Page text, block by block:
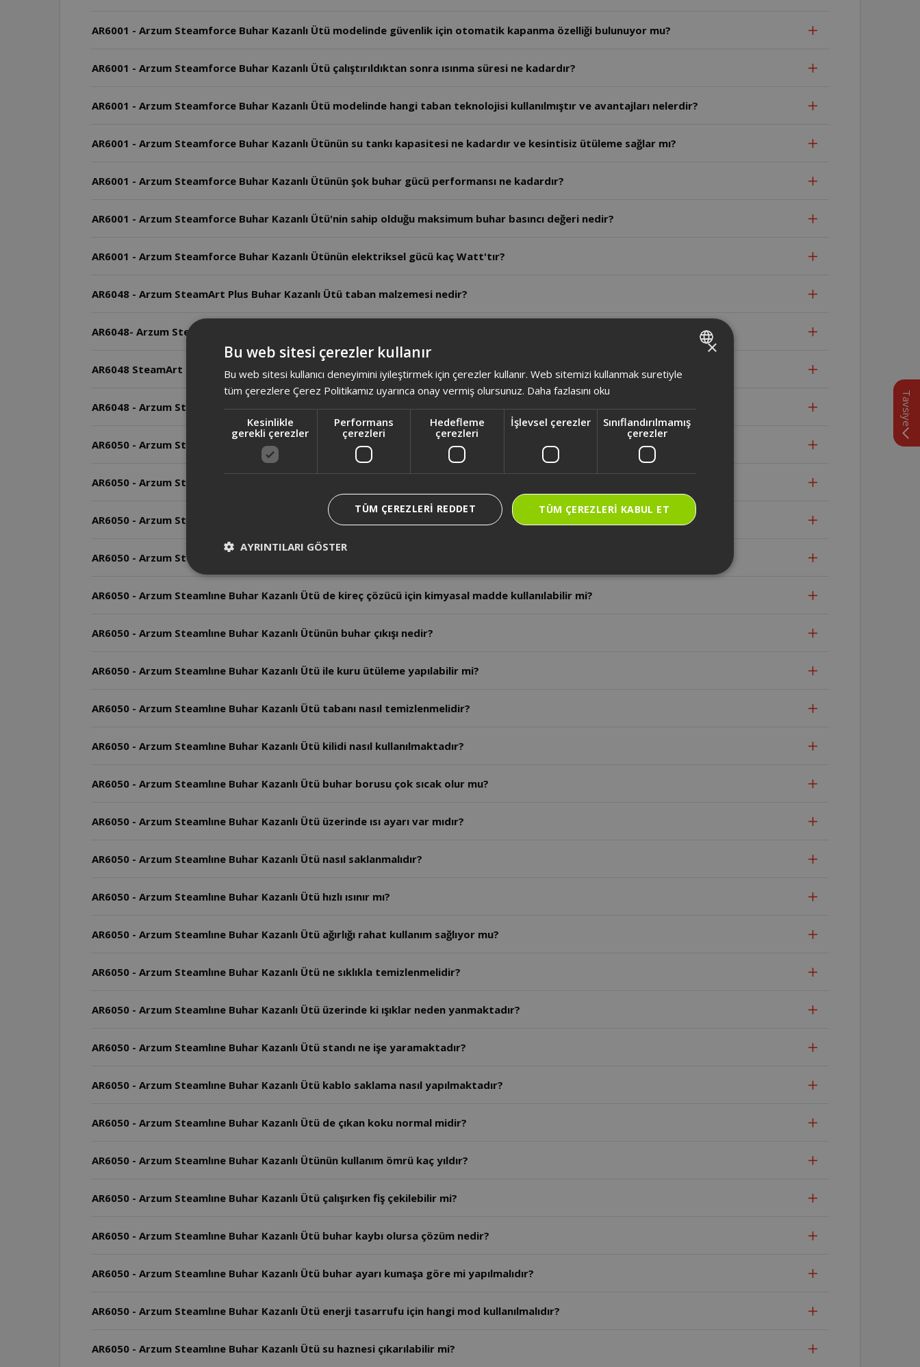
AR6001 - Arzum Steamforce Buhar Kazanlı Ütü modelinde güvenlik için otomatik kapanma özelliği bulunuyor mu?
AR6001 - Arzum Steamforce Buhar Kazanlı Ütü çalıştırıldıktan sonra ısınma süresi ne kadardır?
AR6001 - Arzum Steamforce Buhar Kazanlı Ütü modelinde hangi taban teknolojisi kullanılmıştır ve avantajları nelerdir?
AR6001 - Arzum Steamforce Buhar Kazanlı Ütünün su tankı kapasitesi ne kadardır ve kesintisiz ütüleme sağlar mı?
AR6001 - Arzum Steamforce Buhar Kazanlı Ütünün şok buhar gücü performansı ne kadardır?
AR6001 - Arzum Steamforce Buhar Kazanlı Ütü'nin sahip olduğu maksimum buhar basıncı değeri nedir?
AR6001 - Arzum Steamforce Buhar Kazanlı Ütünün elektriksel gücü kaç Watt'tır?
AR6048 - Arzum SteamArt Plus Buhar Kazanlı Ütü taban malzemesi nedir?
AR6048- Arzum SteamArt Plus Buhar Kazanlı Ütü Kazansız ağırlık kaç gramdır?
AR6048 SteamArt Plus Buhar Kazanlı Ütünün kumaş tanıma özelliği var mı?
AR6048 - Arzum SteamArt Plus Buhar Kazanlı Ütü'nün kumaşı tanıma özelliği var mı?
AR6050 - Arzum Steamlıne Buhar Kazanlı Ütünün maksimum gücü nedir?
AR6050 - Arzum Steamlıne Buhar Kazanlı Ütü buhar basıncı kaç bardır?
AR6050 - Arzum Steamlıne Buhar Kazanlı Ütü hangi su türü kullanılmalıdır?
AR6050 - Arzum Steamlıne Buhar Kazanlı Ütü su haznesi kapasitesi ne kadardır?
AR6050 - Arzum Steamlıne Buhar Kazanlı Ütü de kireç çözücü için kimyasal madde kullanılabilir mi?
AR6050 - Arzum Steamlıne Buhar Kazanlı Ütünün buhar çıkışı nedir?
AR6050 - Arzum Steamlıne Buhar Kazanlı Ütü ile kuru ütüleme yapılabilir mi?
AR6050 - Arzum Steamlıne Buhar Kazanlı Ütü tabanı nasıl temizlenmelidir?
AR6050 - Arzum Steamlıne Buhar Kazanlı Ütü kilidi nasıl kullanılmaktadır?
AR6050 - Arzum Steamlıne Buhar Kazanlı Ütü buhar borusu çok sıcak olur mu?
AR6050 - Arzum Steamlıne Buhar Kazanlı Ütü üzerinde ısı ayarı var mıdır?
AR6050 - Arzum Steamlıne Buhar Kazanlı Ütü nasıl saklanmalıdır?
AR6050 - Arzum Steamlıne Buhar Kazanlı Ütü hızlı ısınır mı?
AR6050 - Arzum Steamlıne Buhar Kazanlı Ütü ağırlığı rahat kullanım sağlıyor mu?
AR6050 - Arzum Steamlıne Buhar Kazanlı Ütü ne sıklıkla temizlenmelidir?
AR6050 - Arzum Steamlıne Buhar Kazanlı Ütü üzerinde ki ışıklar neden yanmaktadır?
AR6050 - Arzum Steamlıne Buhar Kazanlı Ütü standı ne işe yaramaktadır?
AR6050 - Arzum Steamlıne Buhar Kazanlı Ütü kablo saklama nasıl yapılmaktadır?
AR6050 - Arzum Steamlıne Buhar Kazanlı Ütü de çıkan koku normal midir?
AR6050 - Arzum Steamlıne Buhar Kazanlı Ütünün kullanım ömrü kaç yıldır?
AR6050 - Arzum Steamlıne Buhar Kazanlı Ütü çalışırken fiş çekilebilir mi?
AR6050 - Arzum Steamlıne Buhar Kazanlı Ütü buhar kaybı olursa çözüm nedir?
AR6050 - Arzum Steamlıne Buhar Kazanlı Ütü buhar ayarı kumaşa göre mi yapılmalıdır?
AR6050 - Arzum Steamlıne Buhar Kazanlı Ütü enerji tasarrufu için hangi mod kullanılmalıdır?
AR6050 - Arzum Steamlıne Buhar Kazanlı Ütü su haznesi çıkarılabilir mi?
Tavsiye
TURKISH
×
Bu web sitesi çerezler kullanır
Bu web sitesi kullanıcı deneyimini iyileştirmek için çerezler kullanır. Web sitemizi kullanmak suretiyle
tüm çerezlere Çerez Politikamız uyarınca onay vermiş olursunuz. Daha fazlasını oku
Kesinlikle
gerekli çerezler
Performans
çerezleri
Hedefleme
çerezleri
İşlevsel çerezler
Sınıflandırılmamış
çerezler
TÜM ÇEREZLERI KABUL ET
TÜM ÇEREZLERI REDDET
AYRINTILARI GÖSTER